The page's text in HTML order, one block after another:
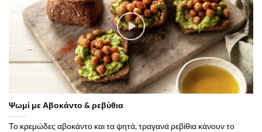
Ψωμί με Αβοκάντο & ρεβύθια
Το κρεμώδες αβοκάντο και τα ψητά, τραγανά ρεβίθια κάνουν το